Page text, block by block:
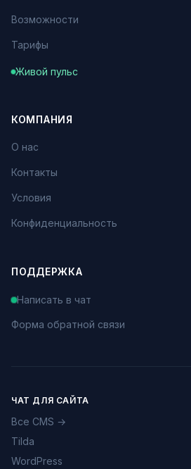
Возможности
Тарифы
Живой пульс
КОМПАНИЯ
О нас
Контакты
Условия
Конфиденциальность
ПОДДЕРЖКА
Написать в чат
Форма обратной связи
ЧАТ ДЛЯ САЙТА
Все CMS →
Tilda
WordPress